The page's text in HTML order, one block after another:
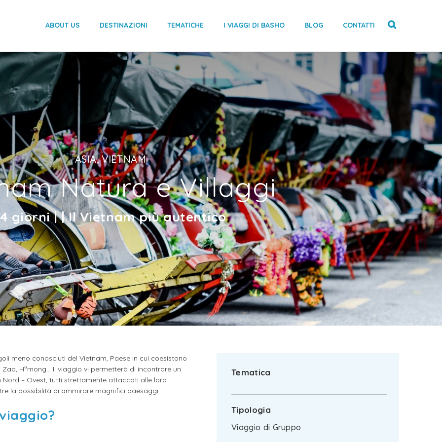
ABOUT US DESTINAZIONI TEMATICHE I VIAGGI DI BASHO BLOG CONTATTI
ASIA, VIETNAM
Natura e Villaggi
giorni | | Il Vietnam più autentico
meno conosciuti del Vietnam, Paese in cui coesistono
H‟mong... Il viaggio vi permetterà di incontrare un
– Ovest, tutti strettamente attaccati alle loro
la possibilità di ammirare magnifici paesaggi
Tematica
Tipologia
Viaggio di Gruppo